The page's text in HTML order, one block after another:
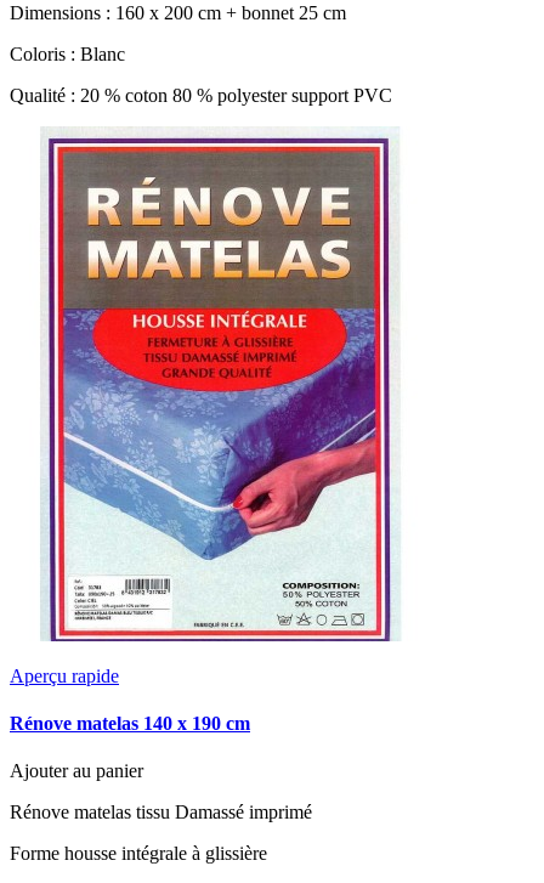
Dimensions : 160 x 200 cm + bonnet 25 cm
Coloris : Blanc
Qualité : 20 % coton 80 % polyester support PVC
Aperçu rapide
Rénove matelas 140 x 190 cm
Ajouter au panier
Rénove matelas tissu Damassé imprimé
Forme housse intégrale à glissière